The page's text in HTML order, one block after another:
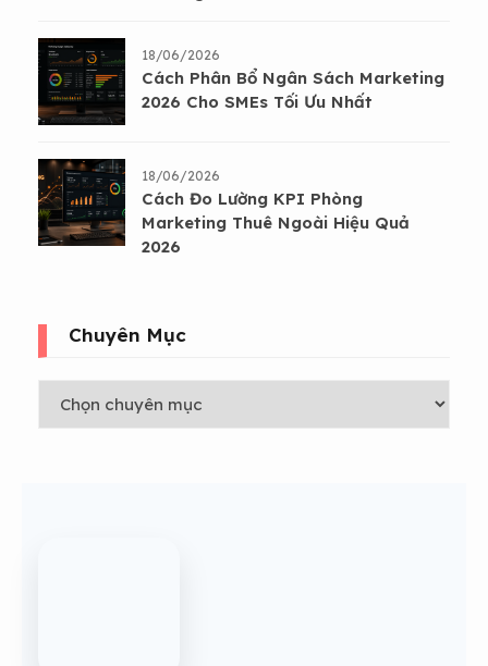
18/06/2026
Cách Phân Bổ Ngân Sách Marketing
2026 Cho SMEs Tối Ưu Nhất
18/06/2026
Cách Đo Lường KPI Phòng
Marketing Thuê Ngoài Hiệu Quả
2026
Chuyên Mục